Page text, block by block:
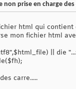
non prise en charge
html qui contient
mon fichier html
|| die
carre.....